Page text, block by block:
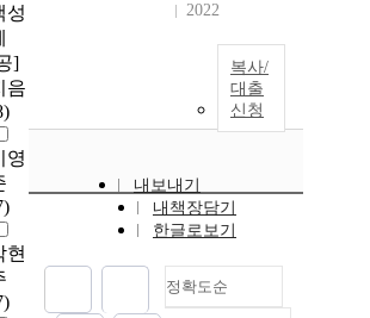
성
]
음
영
현
2022
복사/
대출
신청
내보내기
내책장담기
한글로보기
정확도순